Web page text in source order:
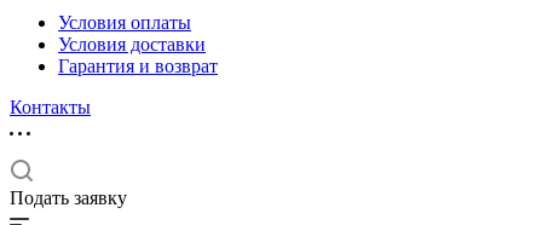
Условия оплаты
Условия доставки
Гарантия и возврат
Контакты
Подать заявку